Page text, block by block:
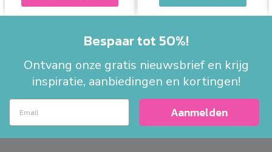
Bespaar tot 50%!
Ontvang onze gratis nieuwsbrief en krijg
inspiratie, aanbiedingen en kortingen!
Aanmelden